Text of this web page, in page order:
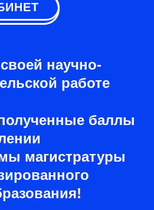
научно-
работе
баллы
магистратуры